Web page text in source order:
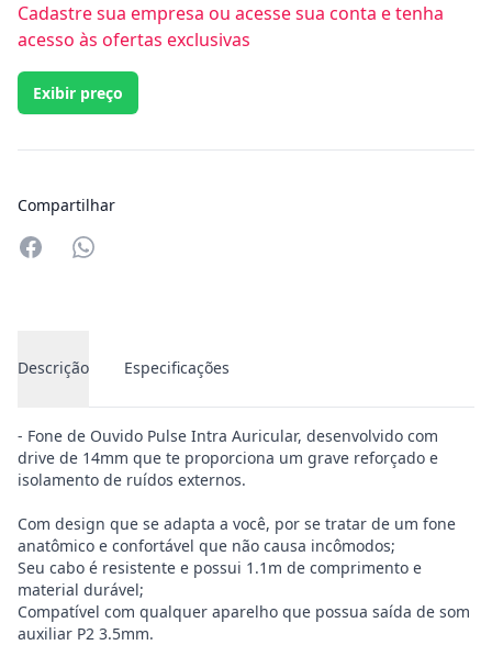
Cadastre sua empresa ou acesse sua conta e tenha
acesso às ofertas exclusivas
Exibir preço
Compartilhar
Compartilhar no Whatsapp
Descrição Especificações
- Fone de Ouvido Pulse Intra Auricular, desenvolvido com
drive de 14mm que te proporciona um grave reforçado e
isolamento de ruídos externos.
Com design que se adapta a você, por se tratar de um fone
anatômico e confortável que não causa incômodos;
Seu cabo é resistente e possui 1.1m de comprimento e
material durável;
Compatível com qualquer aparelho que possua saída de som
auxiliar P2 3.5mm.